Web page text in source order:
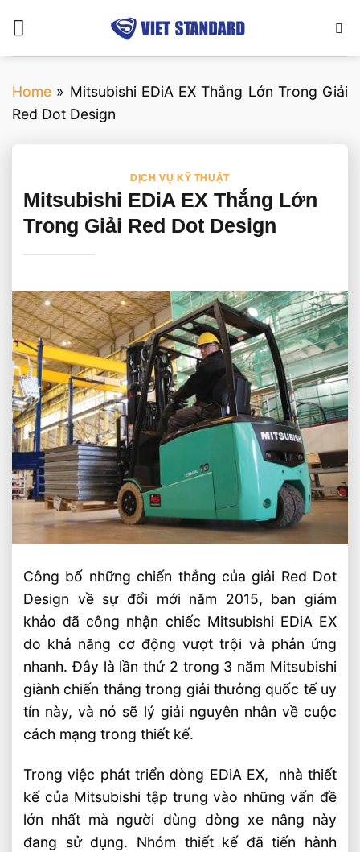
qua
nội
Home » Mitsubishi EDiA EX Thắng Lớn Trong Giải
Red Dot Design
DỊCH VỤ KỸ THUẬT
Mitsubishi EDiA EX Thắng Lớn
Trong Giải Red Dot Design
Công bố những chiến thắng của giải Red Dot
Design về sự đổi mới năm 2015, ban giám
khảo đã công nhận chiếc Mitsubishi EDiA EX
do khả năng cơ động vượt trội và phản ứng
nhanh. Đây là lần thứ 2 trong 3 năm Mitsubishi
giành chiến thắng trong giải thưởng quốc tế uy
tín này, và nó sẽ lý giải nguyên nhân về cuộc
cách mạng trong thiết kế.
Trong việc phát triển dòng EDiA EX, nhà thiết
kế của Mitsubishi tập trung vào những vấn đề
lớn nhất mà người dùng dòng xe nâng này
đang sử dụng. Nhóm thiết kế đã tiến hành